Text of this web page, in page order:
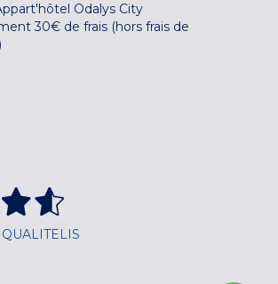
Odalys City
30€ de frais (hors frais de